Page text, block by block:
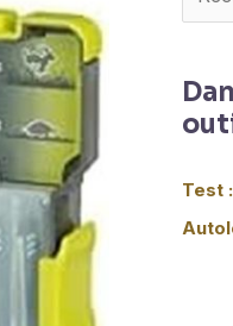
Test